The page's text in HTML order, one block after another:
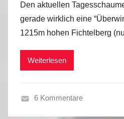
0
1
5
Den aktuellen
gerade wirklich eine
1215m hohen Fichtelberg
Weiterlesen
6 Kommentare